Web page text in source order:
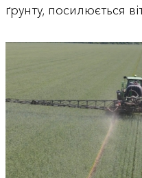
ґрунту, посилюється